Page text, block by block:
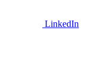
LinkedIn